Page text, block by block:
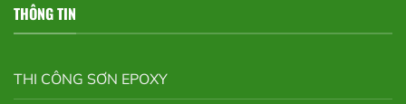
THÔNG TIN
THI CÔNG SƠN EPOXY